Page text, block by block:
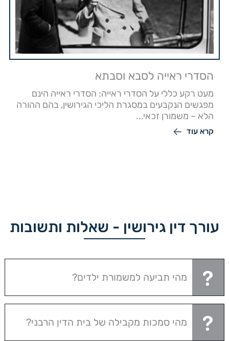
הסדרי ראייה לסבא וסבתא
מעט רקע כללי על הסדרי ראייה: הסדרי ראייה הינם
מפגשים הנקבעים במסגרת הליכי הגירושין, בהם ההורה
הלא – משמורן זכאי...
קרא עוד
עורך דין גירושין - שאלות ותשובות
מהי תביעה למשמורת ילדים?
מהי סמכות מקבילה של בית הדין הרבני?